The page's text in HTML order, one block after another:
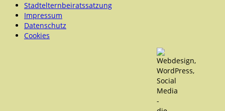
Stadtelternbeiratssatzung
Impressum
Datenschutz
Cookies